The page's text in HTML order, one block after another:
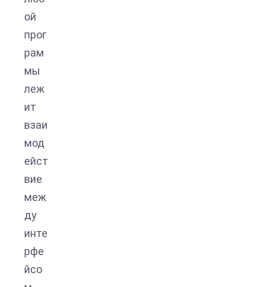
ой
прог
рам
мы
леж
ит
взаи
мод
ейст
вие
меж
ду
инте
рфе
йсо